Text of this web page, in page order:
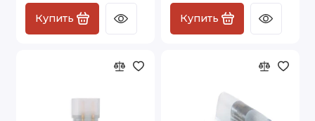
Купить Купить